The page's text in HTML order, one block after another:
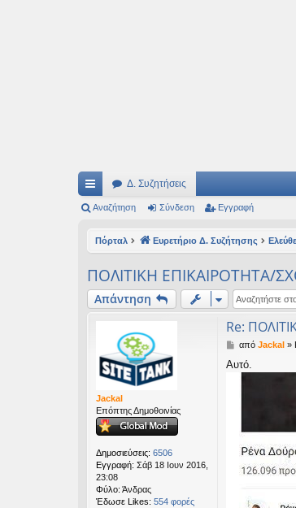
Αυτός ο τόπος φιλοδοξεί να ανοίγει μονοπάτια για τα
ρή
ς
συ
Δ. Συζητήσεις
Αναζήτηση Σύνδεση Εγγραφή
Πόρταλ Ευρετήριο Δ. Συζήτησης
ΠΟΛΙΤΙΚΗ ΕΠΙΚΑΙΡΟΤΗΤΑ/
Απάντηση
Jackal
Επόπτης Δημοθοινίας
Δημοσιεύσεις: 6506
Εγγραφή: Σάβ 18 Ιουν 2016,
23:08
Φύλο: Άνδρας
Έδωσε Likes: 554 φορές
Re:
Δ
μ
από Jackal»
Αυτό.